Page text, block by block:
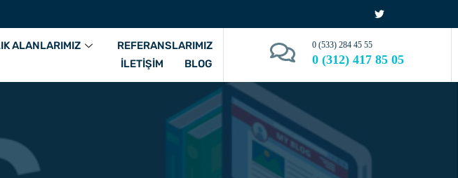
ALANLARIMIZ
REFERANSLARIMIZ
İLETIŞIM
BLOG
0 (533) 284 45 55
0 (312) 417 85 05